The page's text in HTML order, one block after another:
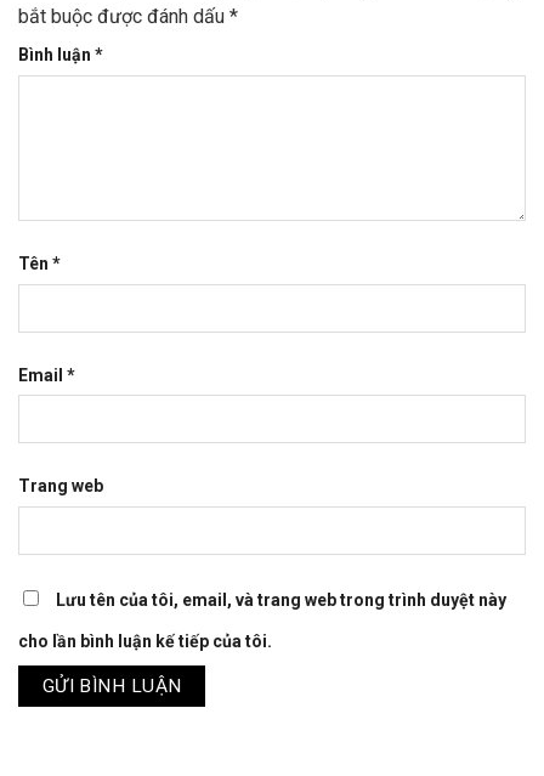
bắt buộc được đánh dấu *
Bình luận *
Tên *
Email *
Trang web
Lưu tên của tôi, email, và trang web trong trình duyệt này
cho lần bình luận kế tiếp của tôi.